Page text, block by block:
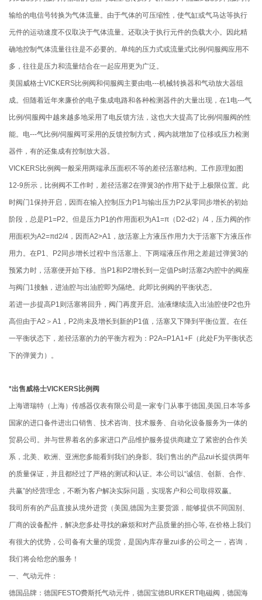
输给的电信号转换为气体流量。由于气体的可压缩性，使气缸或气马达等执行
元件的运动速度不仅取决于气体流量。还取决于执行元件的负载大小。因此精
确地控制气体流量往往是不必要的。单纯的压力式或流量式比例/伺服阀应用不
多，往往是压力和流量结合在一起应用更为广泛。
美国威格士VICKERS比例阀和伺服阀主要由电---机械转换器和气动放大器组
成。但随着近年来廉价的电子集成电路和各种检测器件的大量出现，在1电---气
比例/伺服阀中越来越多地采用了电反馈方法，这也大大提高了比例/伺服阀的性
能。电---气比例/伺服阀可采用的反馈控制方式，阀内就增加了位移或压力检测
器件，有的还集成有控制放大器。
VICKERS比例阀一般采用两端承压面积不等的差径活塞结构。工作原理如图
12-9所示，比例阀不工作时，差径活塞2在弹簧3的作用下处于上极限位置。此
时阀门1保持开启，因而在输入控制压力P1与输出压力P2从零同步增长的初始
阶段，总是P1=P2。但是压力P1的作用面积为A1=π（D2-d2）/4，压力阀的作
用面积为A2=πd2/4，因而A2>A1，故活塞上方液压作用力大于活塞下方液压作
用力。在P1、P2同步增长过程中当活塞上、下两端液压作用之差超过弹簧3的
预紧力时，活塞便开始下移。当P1和P2增长到一定值Ps时活塞2内腔中的阀座
与阀门1接触，进油腔与出油腔即为隔绝。此即比例阀的平衡状态。
若进一步提高P1则活塞将回升，阀门再度开启。油液继续流入出油腔使P2也升
高但由于A2＞A1，P2尚未及增长到新的P1值，活塞又下降到平衡位置。在任
一平衡状态下，差径活塞的力的平衡方程为：P2A=P1A1+F（此处F为平衡状态
下的弹簧力）。
*出售威格士VICKERS比例阀
上海谱瑞特（上海）传感器仪表有限公司是一家专门从事于德国,美国,日本等多
国家的进口备件进出口销售、技术咨询、技术服务、自动化设备服务为一体的
贸易公司。并与世界着名的多家进口产品维护服务提供商建立了紧密的合作关
系，北美、欧洲、亚洲您多能看到我们的身影。我们售出的产品zui长提供两年
的质量保证，并且都经过了严格的测试和认证。本公司以“诚信、创新、合作、
共赢”的经营理念，不断为客户解决实际问题，实现客户和公司取得双赢。
我司所有的产品直接从境外进货（美国,德国为主要货源，能够提供不同国别、
厂商的设备配件，解决您多处寻找的麻烦和对产品质量的担心等, 在价格上我们
有很大的优势，公司备有大量的现货，是国内库存量zui多的公司之一，咨询，
我们将会给您的服务！
一、气动元件：
德国品牌：德国FESTO费斯托气动元件，德国宝德BURKERT电磁阀，德国海